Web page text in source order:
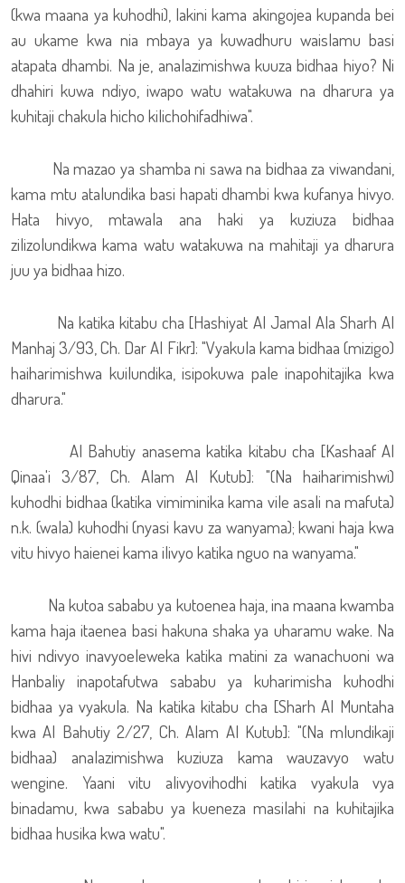
(kwa maana ya kuhodhi), lakini kama akingojea kupanda bei
au ukame kwa nia mbaya ya kuwadhuru waislamu basi
atapata dhambi. Na je, analazimishwa kuuza bidhaa hiyo? Ni
dhahiri kuwa ndiyo, iwapo watu watakuwa na dharura ya
kuhitaji chakula hicho kilichohifadhiwa".
Na mazao ya shamba ni sawa na bidhaa za viwandani,
kama mtu atalundika basi hapati dhambi kwa kufanya hivyo.
Hata hivyo, mtawala ana haki ya kuziuza bidhaa
zilizolundikwa kama watu watakuwa na mahitaji ya dharura
juu ya bidhaa hizo.
Na katika kitabu cha [Hashiyat Al Jamal Ala Sharh Al
Manhaj 3/93, Ch. Dar Al Fikr]: "Vyakula kama bidhaa (mizigo)
haiharimishwa kuilundika, isipokuwa pale inapohitajika kwa
dharura."
Al Bahutiy anasema katika kitabu cha [Kashaaf Al
Qinaa'i 3/87, Ch. Alam Al Kutub]: "(Na haiharimishwi)
kuhodhi bidhaa (katika vimiminika kama vile asali na mafuta)
n.k. (wala) kuhodhi (nyasi kavu za wanyama); kwani haja kwa
vitu hivyo haienei kama ilivyo katika nguo na wanyama."
Na kutoa sababu ya kutoenea haja, ina maana kwamba
kama haja itaenea basi hakuna shaka ya uharamu wake. Na
hivi ndivyo inavyoeleweka katika matini za wanachuoni wa
Hanbaliy inapotafutwa sababu ya kuharimisha kuhodhi
bidhaa ya vyakula. Na katika kitabu cha [Sharh Al Muntaha
kwa Al Bahutiy 2/27, Ch. Alam Al Kutub]: "(Na mlundikaji
bidhaa) analazimishwa kuziuza kama wauzavyo watu
wengine. Yaani vitu alivyovihodhi katika vyakula vya
binadamu, kwa sababu ya kueneza masilahi na kuhitajika
bidhaa husika kwa watu".